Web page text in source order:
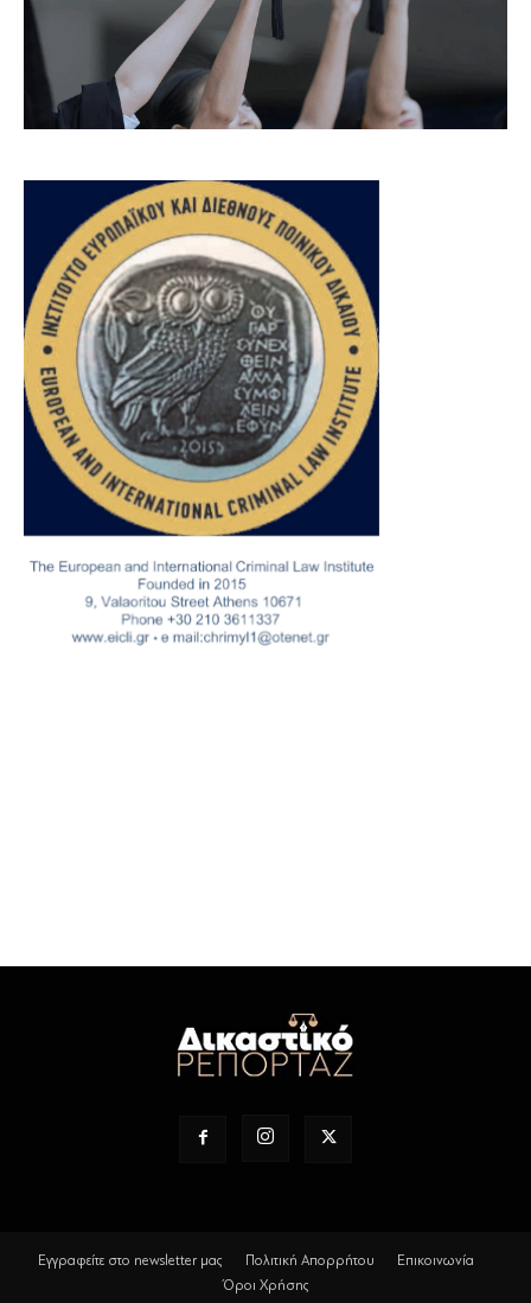
Εγγραφείτε στο newsletter μας Πολιτική Απορρήτου
Επικοινωνία
Όροι Χρήσης